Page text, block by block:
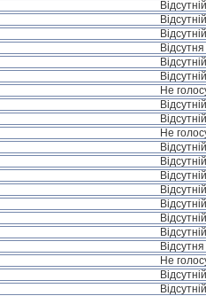
Відсутній
Відсутній
Відсутній
Відсутня
Відсутній
Відсутній
Не
Відсутній
Відсутній
Не
Відсутній
Відсутній
Відсутній
Відсутній
Відсутній
Відсутній
Відсутній
Відсутня
Не
Відсутній
Відсутній